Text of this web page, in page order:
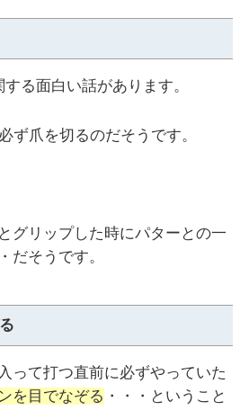
る面白い話があります。
ず爪を切るのだそうです。
グリップした時にパターとの一
だそうです。
って打つ直前に必ずやっていた
を目でなぞる ・・・ということ